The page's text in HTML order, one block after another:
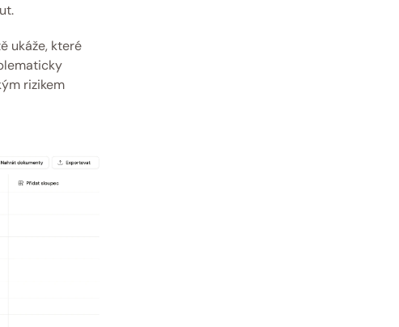
ukáže, které
rizikem